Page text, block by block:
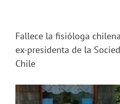
Fallece la fisióloga
ex-presidenta de la
Chile